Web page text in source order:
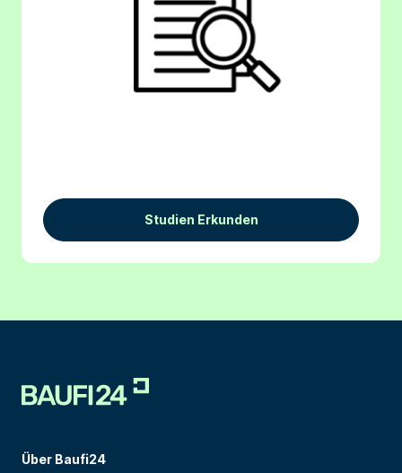
Studien Erkunden
Über Baufi24